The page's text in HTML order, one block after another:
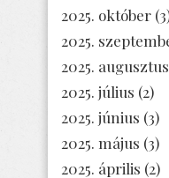
2025. október
2025.
2025. augusztus
2025. július (2)
2025. június (3)
2025. május (3)
2025. április (2)